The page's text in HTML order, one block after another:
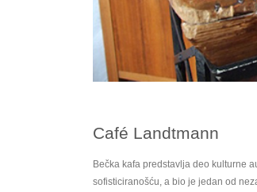
Café Landtmann
Bečka kafa predstavlja deo kulturne
sofisticiranošću, a bio je jedan od